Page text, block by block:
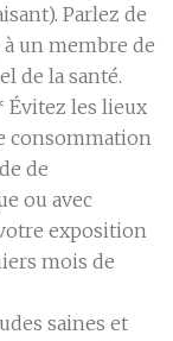
Parlez de
un membre de
de la santé.
Évitez les lieux
consommation
de
ou avec
exposition
mois de
saines et